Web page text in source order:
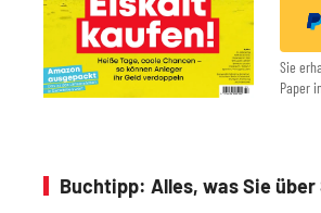
Sie
Paper
Buchtipp: Alles, was Sie